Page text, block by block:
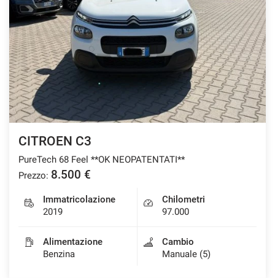
CITROEN C3
PureTech 68 Feel **OK NEOPATENTATI**
Prezzo: 8.500 €
Immatricolazione
2019
Chilometri
97.000
Alimentazione
Benzina
Cambio
Manuale (5)